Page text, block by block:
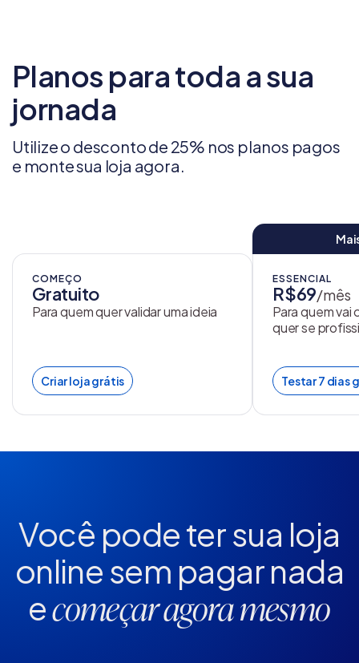
Planos para toda a sua
jornada
Utilize o desconto de 25% nos planos pagos
e monte sua loja agora.
COMEÇO
Gratuito
Para quem quer validar uma ideia
Criar loja grátis
ESSENCIAL
R$69/mês
Para quem vai
quer se
Testar 7 dias
Você pode ter sua loja
onlinesem pagar nada
ecomeçar agora mesmo